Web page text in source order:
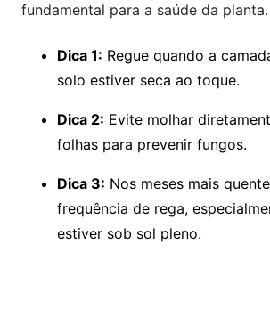
fundamental para a saúde da planta.
Dica 1: Regue quando a
solo estiver seca ao toque.
Dica 2: Evite molhar
folhas para prevenir fungos.
Dica 3: Nos meses mais
frequência de rega,
estiver sob sol pleno.